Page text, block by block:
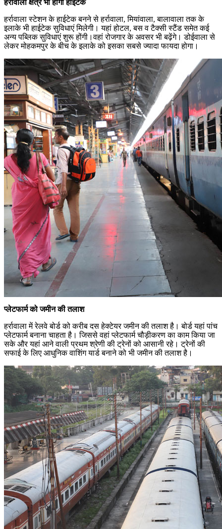
हर्रावाला क्षेत्र भी होगा हाईटेक
हर्रावाला स्टेशन के हाईटेक बनने से हर्रावाला, मियांवाला, बालावाला तक के
इलाके भी हाईटेक सुविधाएं मिलेगी। यहां होटल, बस व टैक्सी स्टैंड समेत कई
अन्य पब्लिक सुविधाएं शुरू होंगी।वहां रोजगार के अवसर भी बढ़ेंगे। डोईवाला से
लेकर मोहकमपुर के बीच के इलाके को इसका सबसे ज्यादा फायदा होगा।
प्लेटफार्म को जमीन की तलाश
हर्रावाला में रेलवे बोर्ड को करीब दस हेक्टेयर जमीन की तलाश है। बोर्ड यहां पांच
प्लेटफार्म बनाना चाहता है। जिससे वहां प्लेटफार्म चौड़ीकरण का काम किया जा
सके और यहां आने वाली प्रथम श्रेणी की ट्रेनों को आसानी रहे। ट्रेनों की
सफाई के लिए आधुनिक वाशिंग यार्ड बनाने को भी जमीन की तलाश है।